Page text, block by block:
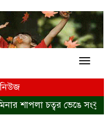
নিউজ
শাপলা চত্বর ভেঙে সংকুচিত